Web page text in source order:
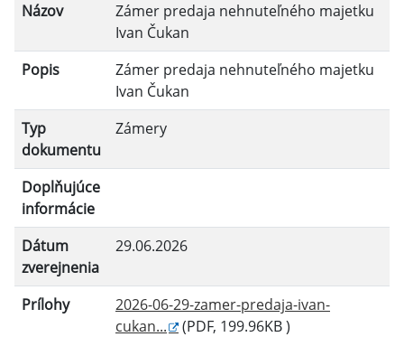
Dátum zverejnenia do:
Filtrovať
Názov
Zámer predaja nehnuteľného majetku
Ivan Čukan
Popis
Zámer predaja nehnuteľného majetku
Ivan Čukan
Typ
dokumentu
Zámery
Doplňujúce
informácie
Dátum
zverejnenia
29.06.2026
Prílohy
2026-06-29-zamer-predaja-ivan-
cukan...
(PDF, 199.96KB )